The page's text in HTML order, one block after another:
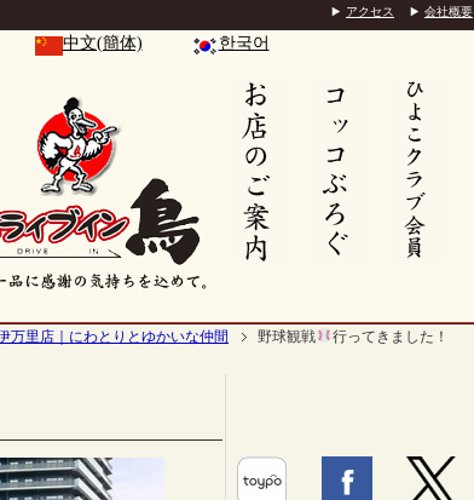
中文(簡体) 한국어
万里店｜にわとりとゆかいな仲間 野球観戦 行ってきました！
アクセス 会社概要